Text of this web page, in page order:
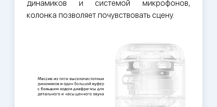
динамиков и системой микрофонов,
колонка позволяет почувствовать сцену.